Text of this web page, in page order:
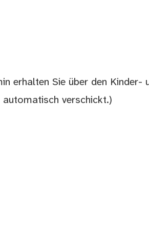
erhalten Sie über den Kinder-
automatisch verschickt.)